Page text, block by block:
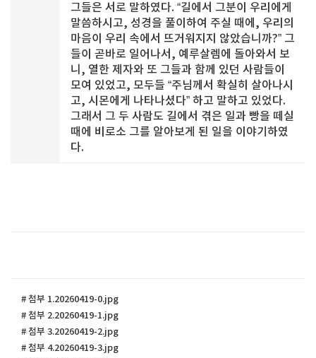
그들은 서로 말하였다. “길에서 그분이 우리에게
말씀하시고, 성경을 풀이하여 주실 때에, 우리의
마음이 우리 속에서 뜨거워지지 않았습니까?” 그
들이 곧바로 일어나서, 예루살렘에 돌아와서 보
니, 열한 제자와 또 그들과 함께 있던 사람들이
모여 있었고, 모두들 “주님께서 확실히 살아나시
고, 시몬에게 나타나셨다” 하고 말하고 있었다.
그래서 그 두 사람도 길에서 겪은 일과 빵을 떼실
때에 비로소 그를 알아보게 된 일을 이야기하였
다.
# 첨부 1.20260419-0.jpg
# 첨부 2.20260419-1.jpg
# 첨부 3.20260419-2.jpg
# 첨부 4.20260419-3.jpg